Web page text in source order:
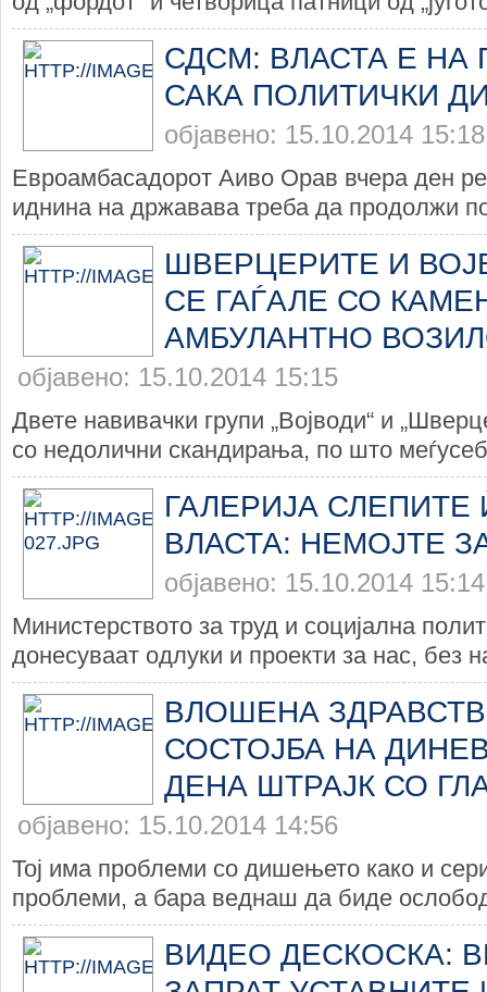
СДСМ: ВЛАСТА Е НА
САКА ПОЛИТИЧКИ
објавено: 15.10.2014 15:18
Евроамбасадорот Аиво Орав вчера ден
иднина на државава треба да продолжи
ШВЕРЦЕРИТЕ И
СЕ ГАЃАЛЕ СО
АМБУЛАНТНО
објавено: 15.10.2014 15:15
Двете навивачки групи „Војводи“ и
со недолични скандирања, по што
ГАЛЕРИЈА
ВЛАСТА: НЕМОЈТЕ
објавено: 15.10.2014 15:14
Министерството за труд и социјална
донесуваат одлуки и проекти за нас, без
ВЛОШЕНА
СОСТОЈБА НА
ДЕНА ШТРАЈК СО
објавено: 15.10.2014 14:56
Тој има проблеми со дишењето како и
проблеми, а бара веднаш да биде
ВИДЕО ДЕСКОСКА: